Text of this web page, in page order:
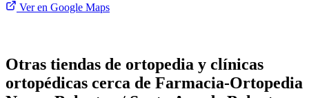
Ver en Google Maps
Otras tiendas de ortopedia y clínicas
ortopédicas cerca de Farmacia-Ortopedia